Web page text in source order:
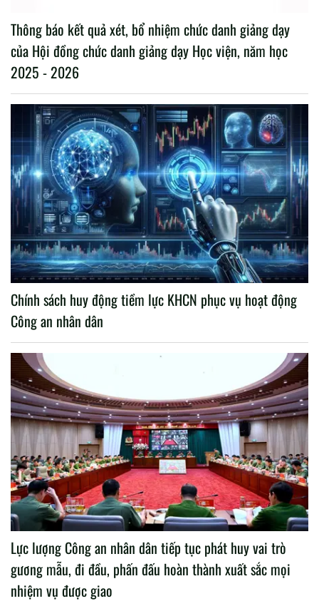
Thông báo kết quả xét, bổ nhiệm chức danh giảng dạy
của Hội đồng chức danh giảng dạy Học viện, năm học
2025 - 2026
Chính sách huy động tiềm lực KHCN phục vụ hoạt động
Công an nhân dân
Lực lượng Công an nhân dân tiếp tục phát huy vai trò
gương mẫu, đi đầu, phấn đấu hoàn thành xuất sắc mọi
nhiệm vụ được giao